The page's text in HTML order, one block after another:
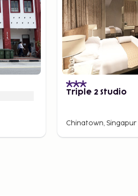
Triple 2 Studio
Chinatown, Singapur